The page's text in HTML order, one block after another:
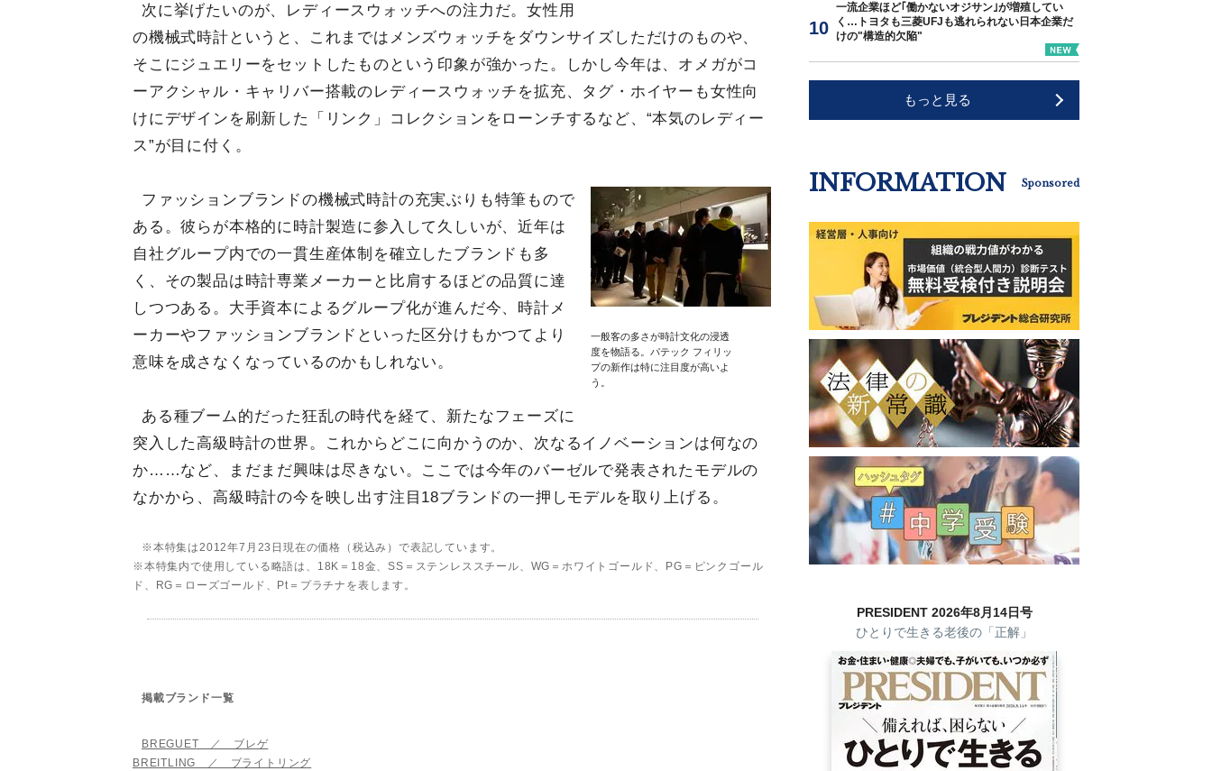
次に挙げたいのが、レディースウォッチへの注力だ。女性用
の機械式時計というと、これまではメンズウォッチをダウンサイズしただけのものや、
そこにジュエリーをセットしたものという印象が強かった。しかし今年は、オメガがコ
ーアクシャル・キャリバー搭載のレディースウォッチを拡充、タグ・ホイヤーも女性向
けにデザインを刷新した「リンク」コレクションをローンチするなど、“本気のレディー
ス”が目に付く。
一般客の多さが時計文化の浸透
度を物語る。パテック フィリッ
プの新作は特に注目度が高いよ
う。
ファッションブランドの機械式時計の充実ぶりも特筆もので
ある。彼らが本格的に時計製造に参入して久しいが、近年は
自社グループ内での一貫生産体制を確立したブランドも多
く、その製品は時計専業メーカーと比肩するほどの品質に達
しつつある。大手資本によるグループ化が進んだ今、時計メ
ーカーやファッションブランドといった区分けもかつてより
意味を成さなくなっているのかもしれない。
ある種ブーム的だった狂乱の時代を経て、新たなフェーズに
突入した高級時計の世界。これからどこに向かうのか、次なるイノベーションは何なの
か……など、まだまだ興味は尽きない。ここでは今年のバーゼルで発表されたモデルの
なかから、高級時計の今を映し出す注目18ブランドの一押しモデルを取り上げる。
※本特集は2012年7月23日現在の価格（税込み）で表記しています。
※本特集内で使用している略語は、18K＝18金、SS＝ステンレススチール、WG＝ホワイトゴールド、PG＝ピンクゴール
ド、RG＝ローズゴールド、Pt＝プラチナを表します。
掲載ブランド一覧
BREGUET ／ ブレゲ
BREITLING ／ ブライトリング
一流企業ほど｢働かないオジサン｣が増殖してい
く…トヨタも三菱UFJも逃れられない日本企業だ
けの"構造的欠陥"
もっと見る
INFORMATION Sponsored
PRESIDENT 2026年8月14日号
ひとりで生きる老後の「正解」